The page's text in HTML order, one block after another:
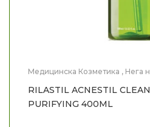
Медицинска Козметика , Нега
RILASTIL ACNESTIL
PURIFYING 400ML